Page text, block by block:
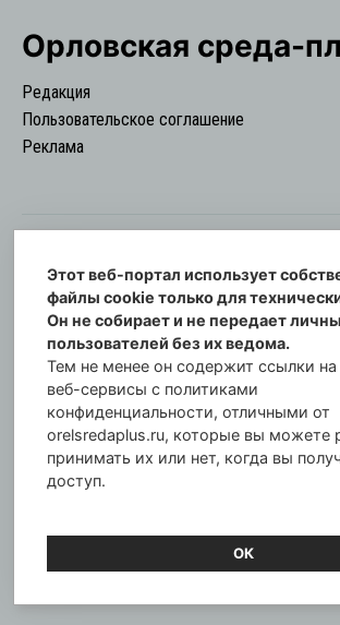
Орловская cреда-
Редакция
Пользовательское соглашение
Реклама
© Информационный городской
Орловская cреда-плюс, 2021-2026
Свидетельство о регистрации
00254 от 29 октября 2013 г.
Газета зарегистрирована
Федеральной службы по надзору в
информационных технологий и
коммуникаций по Орловской
Главный редактор: Татьяна Филёва
Этот веб-портал использует
файлы cookie только для
Он не собирает и не передает
пользователей без их ведома.
Тем не менее он содержит ссылки
веб-сервисы с политиками
конфиденциальности, отличными от
orelsredaplus.ru, которые вы можете
принимать их или нет, когда вы
доступ.
ОК